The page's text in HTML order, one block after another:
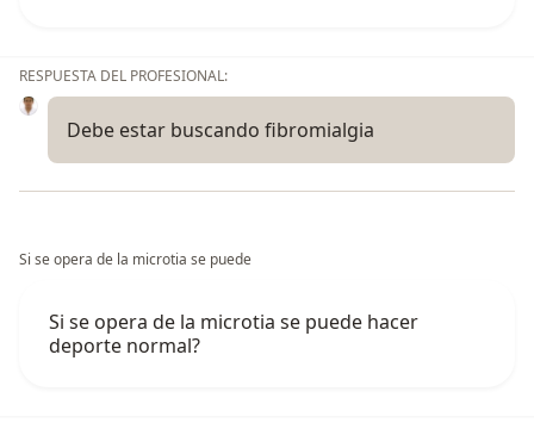
RESPUESTA DEL PROFESIONAL:
Debe estar buscando fibromialgia
Si se opera de la microtia se puede
Si se opera de la microtia se puede hacer
deporte normal?